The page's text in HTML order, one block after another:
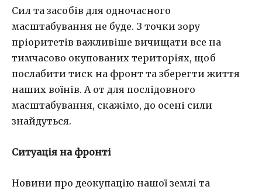
Сил та засобів для одночасного
масштабування не буде. З точки зору
пріоритетів важливіше вичищати все на
тимчасово окупованих територіях, щоб
послабити тиск на фронт та зберегти життя
наших воїнів. А от для послідовного
масштабування, скажімо, до осені сили
знайдуться.
Ситуація на фронті
Новини про деокупацію нашої землі та